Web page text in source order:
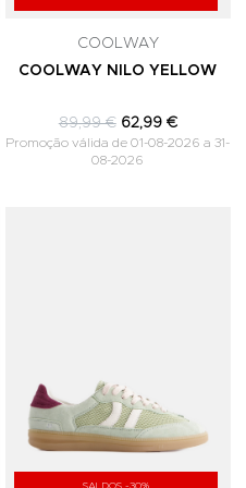
COOLWAY
COOLWAY NILO YELLOW
89,99 € 62,99 €
Promoção válida de 01-08-2026 a 31-
08-2026